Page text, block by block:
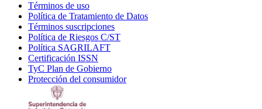
Términos de uso
in
new
window
Política de Tratamiento de Datos
Términos suscripciones
in
Política de Riesgos C/ST
Política SAGRILAFT
new
window
Certificación ISSN
in
new
TyC Plan de Gobierno
in
Protección del consumidorOpens